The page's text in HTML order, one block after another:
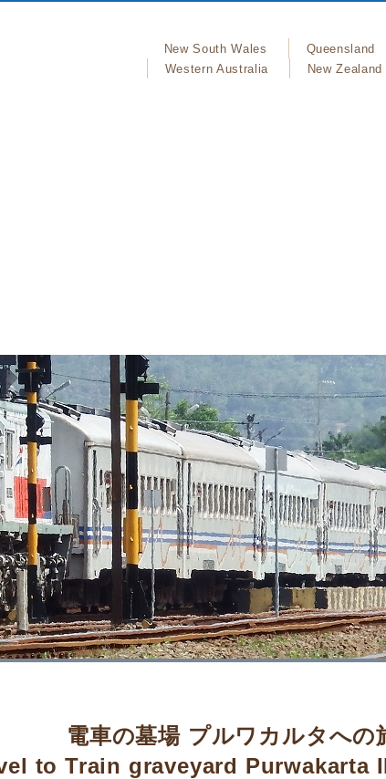
New South Wales Queensland
Western Australia
New Zealand
電車の墓場 プルワカルタへの
to Train graveyard Purwakarta